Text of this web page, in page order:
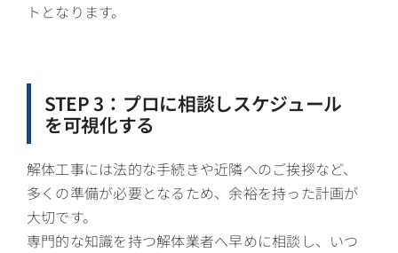
トとなります。
STEP 3：プロに相談しスケジュール
を可視化する
解体工事には法的な手続きや近隣へのご挨拶など、
多くの準備が必要となるため、余裕を持った計画が
大切です。
専門的な知識を持つ解体業者へ早めに相談し、いつ